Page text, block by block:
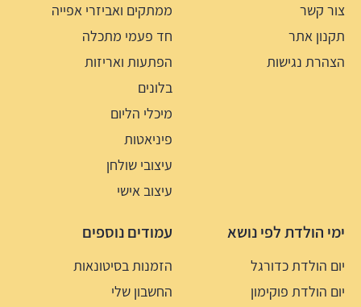
צור קשר
תקנון אתר
הצהרת נגישות
ממתקים ואביזרי אפייה
חד פעמי מתכלה
הפתעות ואריזות
בלונים
מיכלי הליום
פיניאטות
עיצובי שולחן
עיצוב אישי
ימי הולדת לפי נושא
יום הולדת כדורגל
יום הולדת פוקימון
עמודים נוספים
הזמנות בסיטונאות
החשבון שלי